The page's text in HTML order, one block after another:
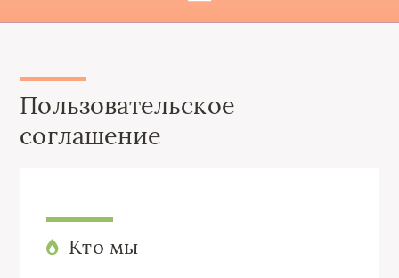
Пользовательское
соглашение
Кто мы